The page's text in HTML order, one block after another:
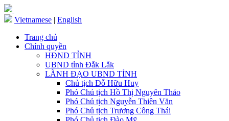
Vietnamese | English
Trang chủ
Chính quyền
HĐND TỈNH
UBND tỉnh Đắk Lắk
LÃNH ĐẠO UBND TỈNH
Chủ tịch Đỗ Hữu Huy
Phó Chủ tịch Hồ Thị Nguyên Thảo
Phó Chủ tịch Nguyễn Thiên Văn
Phó Chủ tịch Trương Công Thái